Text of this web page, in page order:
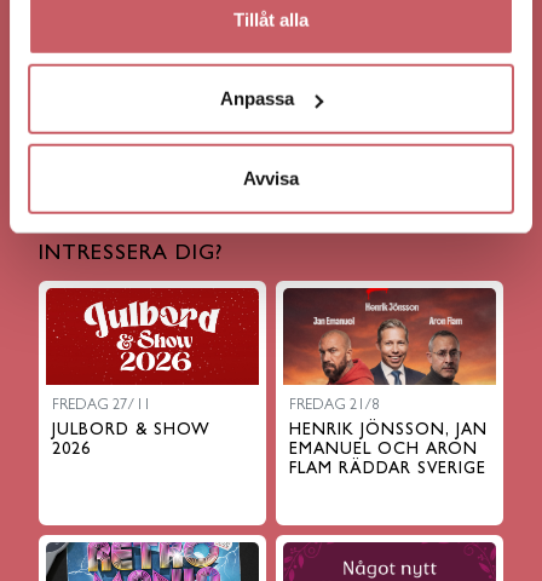
Tillåt alla
Anpassa
Avvisa
KONSERT ÄTA I VÄSTERÅS
INTRESSERA DIG?
FREDAG 27/11
JULBORD & SHOW
2026
FREDAG 21/8
HENRIK JÖNSSON, JAN
EMANUEL OCH ARON
FLAM RÄDDAR SVERIGE